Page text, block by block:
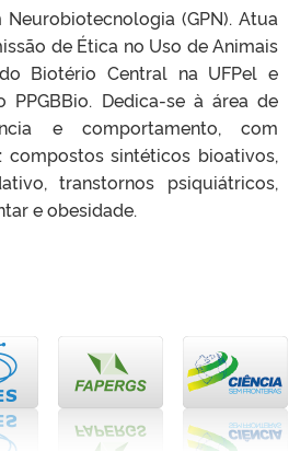
(GPN). Atua
de Ética no Uso de Animais
Biotério Central na UFPel e
PPGBBio. Dedica-se à área de
e comportamento, com
compostos sintéticos bioativos,
transtornos psiquiátricos,
e obesidade.